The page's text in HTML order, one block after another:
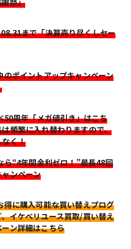
まで「決算売り尽くしセー
のポイントアップキャンペーン
50周年「メガ値引き」はこち
頻繁に入れ替わりますので、
く！
ら“4年間金利ゼロ！”最長48回
ンペーン
得に購入可能な買い替えプログ
イケベリユース買取/買い替え
ン詳細はこちら